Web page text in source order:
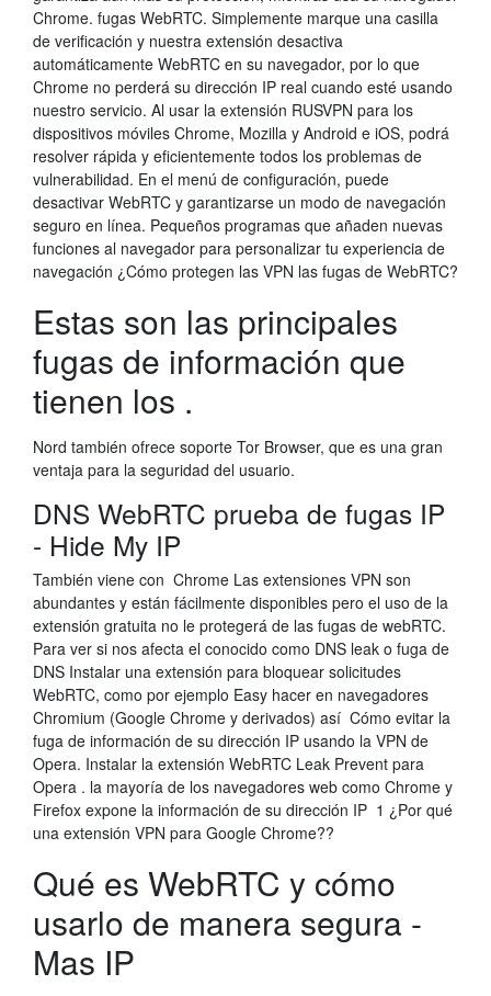
Chrome. fugas WebRTC. Simplemente marque una casilla
de verificación y nuestra extensión desactiva
automáticamente WebRTC en su navegador, por lo que
Chrome no perderá su dirección IP real cuando esté usando
nuestro servicio. Al usar la extensión RUSVPN para los
dispositivos móviles Chrome, Mozilla y Android e iOS, podrá
resolver rápida y eficientemente todos los problemas de
vulnerabilidad. En el menú de configuración, puede
desactivar WebRTC y garantizarse un modo de navegación
seguro en línea. Pequeños programas que añaden nuevas
funciones al navegador para personalizar tu experiencia de
navegación ¿Cómo protegen las VPN las fugas de WebRTC?
Estas son las principales
fugas de información que
tienen los .
Nord también ofrece soporte Tor Browser, que es una gran
ventaja para la seguridad del usuario.
DNS WebRTC prueba de fugas IP
- Hide My IP
También viene con Chrome Las extensiones VPN son
abundantes y están fácilmente disponibles pero el uso de la
extensión gratuita no le protegerá de las fugas de webRTC.
Para ver si nos afecta el conocido como DNS leak o fuga de
DNS Instalar una extensión para bloquear solicitudes
WebRTC, como por ejemplo Easy hacer en navegadores
Chromium (Google Chrome y derivados) así Cómo evitar la
fuga de información de su dirección IP usando la VPN de
Opera. Instalar la extensión WebRTC Leak Prevent para
Opera . la mayoría de los navegadores web como Chrome y
Firefox expone la información de su dirección IP 1 ¿Por qué
una extensión VPN para Google Chrome??
Qué es WebRTC y cómo
usarlo de manera segura -
Mas IP